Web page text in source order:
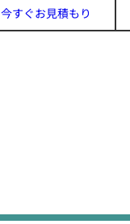
今すぐお見積もり